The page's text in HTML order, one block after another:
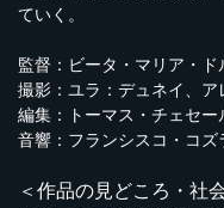
ていく。
監督：ビータ・マリア・ド
撮影：ユラ：デュネイ、
編集：トーマス・チェセー
音響：フランシスコ・コズ
＜作品の見どころ・社